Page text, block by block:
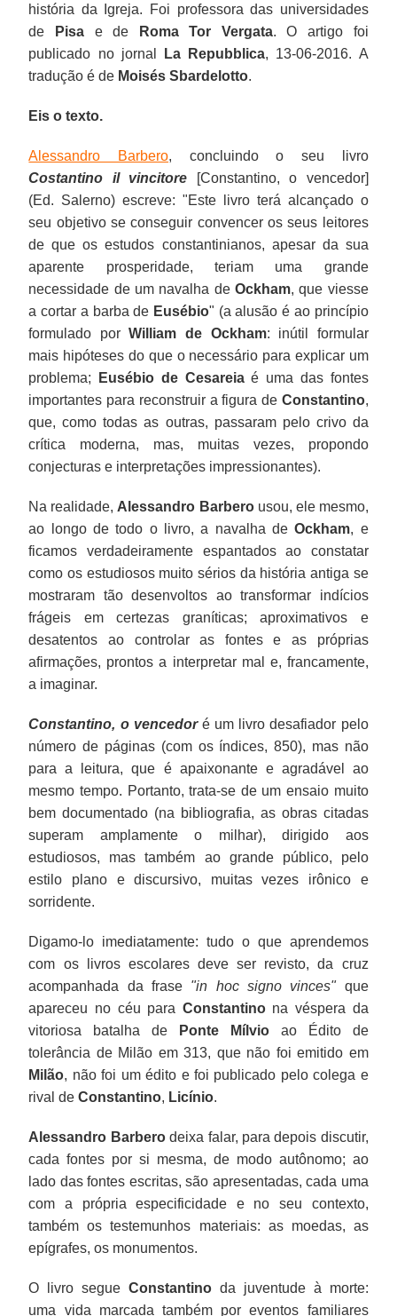
história da Igreja. Foi professora das universidades
de
Pisae de Roma Tor Vergata. O artigo foi
publicado no jornal
La Repubblica, 13-06-2016. A
tradução é de Moisés Sbardelotto.
Eis o texto.
Alessandro Barbero, concluindo o seu livro
Costantino il vincitore
[Constantino, o vencedor]
(Ed. Salerno) escreve: "Este livro terá alcançado o
seu objetivo se conseguir convencer os seus leitores
de que os estudos constantinianos, apesar da sua
aparente prosperidade, teriam uma grande
necessidade de um navalha de Ockham, que viesse
a cortar a barba de Eusébio" (a alusão é ao princípio
formulado porWilliam de Ockham: inútil formular
mais hipóteses do que o necessário para explicar um
problema;
Eusébio de Cesareiaé uma das fontes
importantes para reconstruir a figura de Constantino,
que, como todas as outras, passaram pelo crivo da
crítica moderna, mas, muitas vezes, propondo
conjecturas e interpretações impressionantes).
Na realidade, Alessandro Barberousou, ele mesmo,
ao longo de todo o livro, a navalha deOckham, e
ficamos verdadeiramente espantados ao constatar
como os estudiosos muito sérios da história antiga se
mostraram tão desenvoltos ao transformar indícios
frágeis em certezas graníticas; aproximativos e
desatentos ao controlar as fontes e as próprias
afirmações, prontos a interpretar mal e, francamente,
a imaginar.
Constantino, o vencedor é um livro desafiador pelo
número de páginas (com os índices, 850), mas não
para a leitura, que é apaixonante e agradável ao
mesmo tempo. Portanto, trata-se de um ensaio muito
bem documentado (na bibliografia, as obras citadas
superam amplamente o milhar), dirigido aos
estudiosos, mas também ao grande público, pelo
estilo plano e discursivo, muitas vezes irônico e
sorridente.
Digamo-lo imediatamente: tudo o que aprendemos
com os livros escolares deve ser revisto, da cruz
acompanhada da frase "in hoc signo vinces"que
apareceu no céu para Constantinona véspera da
vitoriosa batalha de
Ponte Mílvioao Édito de
tolerância de Milão em 313, que não foi emitido em
Milão, não foi um édito e foi publicado pelo colega e
rival deConstantino, Licínio.
Alessandro Barberodeixa falar, para depois discutir,
cada fontes por si mesma, de modo autônomo; ao
lado das fontes escritas, são apresentadas, cada uma
com a própria especificidade e no seu contexto,
também os testemunhos materiais: as moedas, as
epígrafes, os monumentos.
O livro segueConstantino da juventude à morte:
uma vida marcada também por eventos familiares